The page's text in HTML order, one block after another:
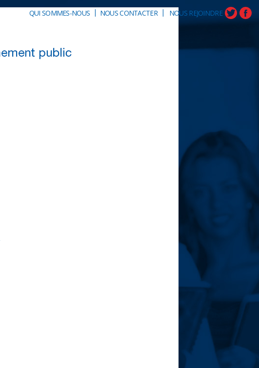
QUI SOMMES-NOUS | NOUS CONTACTER| NOUS REJOINDRE